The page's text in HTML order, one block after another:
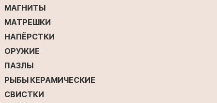
МАГНИТЫ
МАТРЕШКИ
НАПЁРСТКИ
ОРУЖИЕ
ПАЗЛЫ
РЫБЫ КЕРАМИЧЕСКИЕ
СВИСТКИ